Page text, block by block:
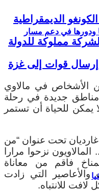
ودورها في دعم مسار
مملوكة للدولة
إرسال قوات إلى غزة
الأشخاص في مالاوي
مناطق جديدة في رحلة
يمكن للحياة أن تستمر
تحت عنوان “من
نزحوا مرارا
فاقم من معاناة
والأعاصير التي زادت
للانتباه.